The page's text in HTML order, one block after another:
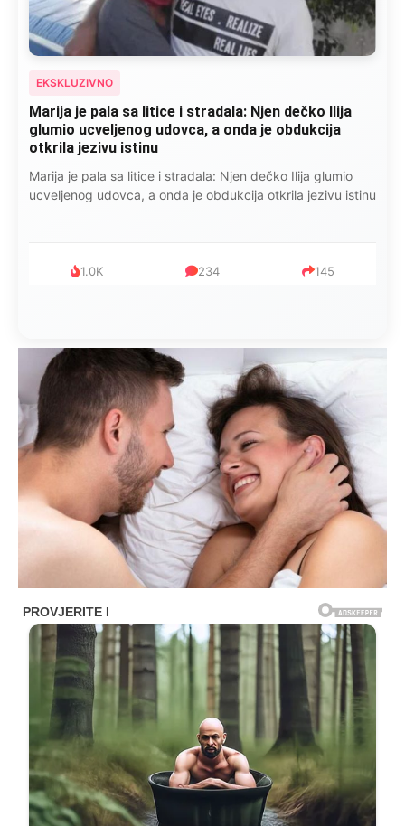
EKSKLUZIVNO
Marija je pala sa litice i stradala: Njen dečko Ilija
glumio ucveljenog udovca, a onda je obdukcija
otkrila jezivu istinu
Marija je pala sa litice i stradala: Njen dečko Ilija glumio
ucveljenog udovca, a onda je obdukcija otkrila jezivu istinu
1.0K 234 145